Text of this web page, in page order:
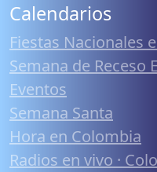
Calendarios
Fiestas Nacionales
Semana de Receso
Eventos
Semana Santa
Hora en Colombia
Radios en vivo ·